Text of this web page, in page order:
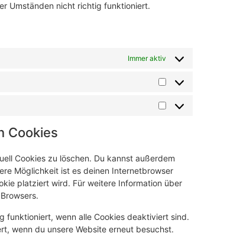
Umständen nicht richtig funktioniert.
Immer aktiv
Cookies
Cookies zu löschen. Du kannst außerdem
Möglichkeit ist es deinen Internetbrowser
platziert wird. Für weitere Information über
funktioniert, wenn alle Cookies deaktiviert sind.
wenn du unsere Website erneut besuchst.